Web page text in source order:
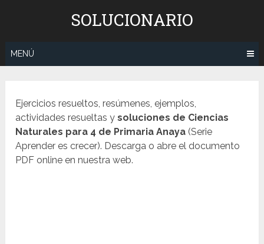
SOLUCIONARIO
MENÚ
Ejercicios resueltos, resúmenes, ejemplos,
actividades resueltas ysoluciones de Ciencias
Naturales para 4 de Primaria Anaya (Serie
Aprender es crecer). Descarga o abre el documento
PDF online en nuestra web.